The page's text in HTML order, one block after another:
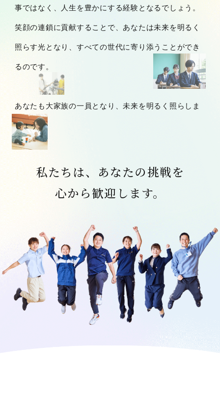
事ではなく、人生を豊かにする経験となるでしょう。
笑顔の連鎖に貢献することで、あなたは未来を明るく
照らす光となり、すべての世代に寄り添うことができ
るのです。
あなたも大家族の一員となり、未来を明るく照らしま
しょう。
私たちは、あなたの挑戦を
心から歓迎します。